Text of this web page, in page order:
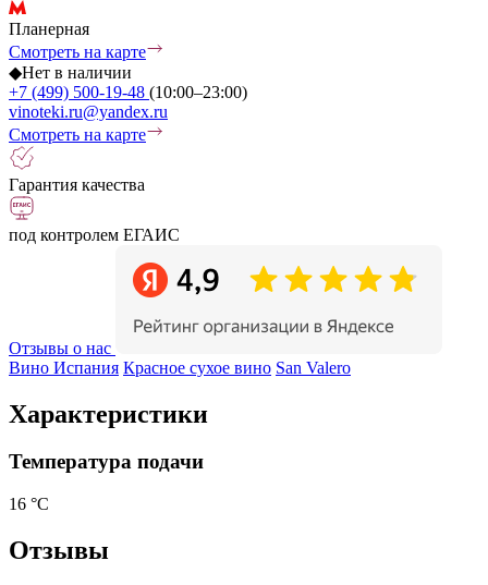
Планерная
Смотреть на карте
◆Нет в наличии
+7 (499) 500-19-48 (10:00–23:00)
vinoteki.ru@yandex.ru
Смотреть на карте
Гарантия качества
под контролем ЕГАИС
Отзывы о нас
Вино Испания Красное сухое вино San Valero
Характеристики
Температура подачи
16 °С
Отзывы